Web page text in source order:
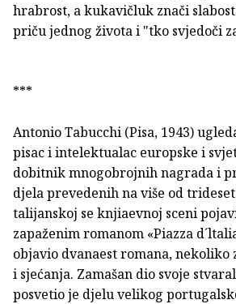
hrabrost, a kukavičluk znači
priču jednog života i "tko svjedoči
***
Antonio Tabucchi (Pisa, 1943)
pisac i intelektualac europske i
dobitnik mnogobrojnih nagrada i
djela prevedenih na više od
talijanskoj se knjiaevnoj sceni
zapaženim romanom «Piazza
objavio dvanaest romana, nekoliko
i sjećanja. Zamašan dio svoje
posvetio je djelu velikog